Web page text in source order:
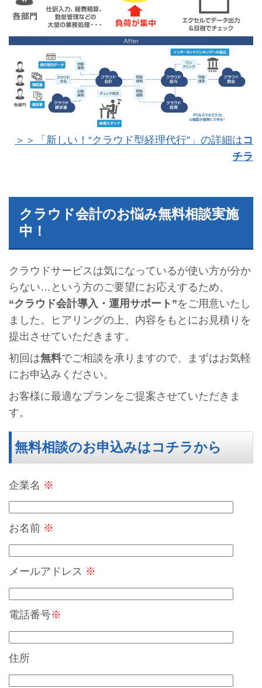
＞＞「新しい！“クラウド型経理代行”」の詳細はコ
チラ
クラウド会計のお悩み無料相談実施
中！
クラウドサービスは気になっているが使い方が分か
らない…という方のご要望にお応えするため、
“クラウド会計導入・運用サポート”をご用意いたし
ました。ヒアリングの上、内容をもとにお見積りを
提出させていただきます。
初回は無料でご相談を承りますので、まずはお気軽
にお申込みください。
お客様に最適なプランをご提案させていただきま
す。
無料相談のお申込みはコチラから
企業名 ※
お名前 ※
メールアドレス ※
電話番号※
住所